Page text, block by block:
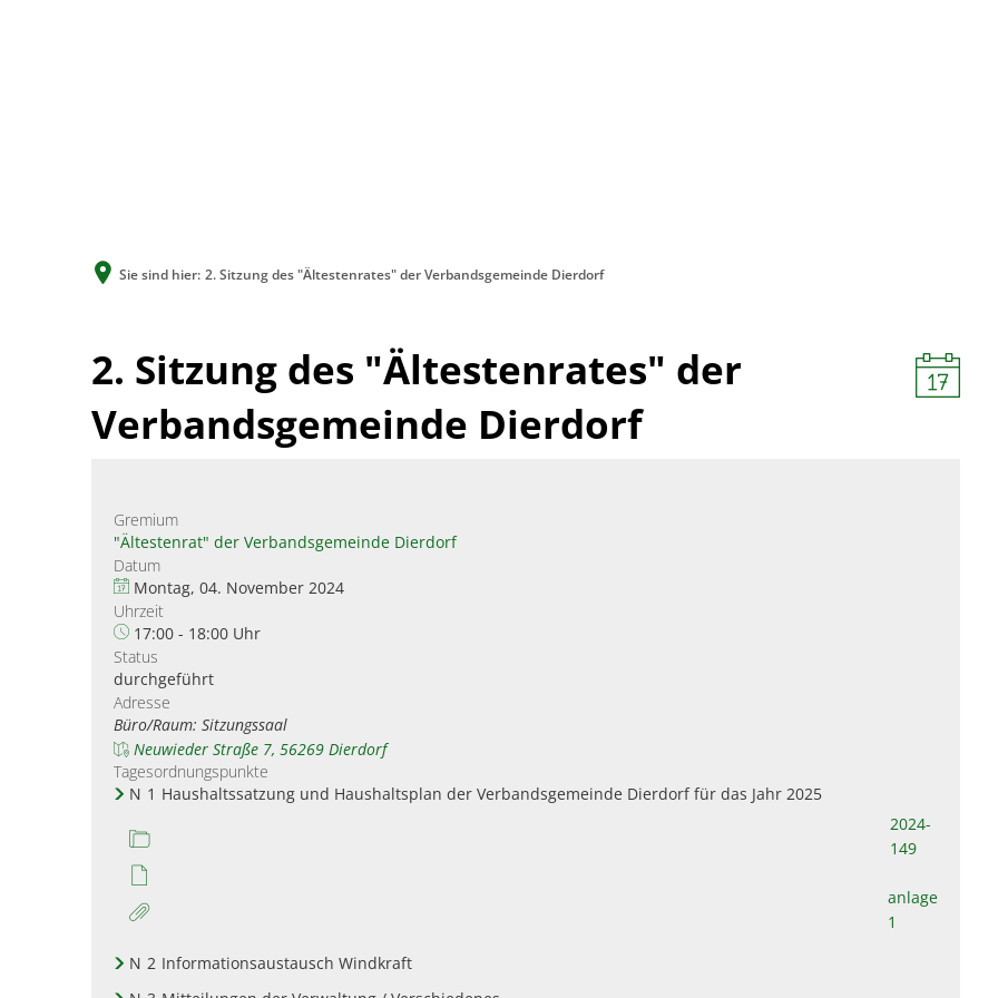
Sie sind hier: 2. Sitzung des "Ältestenrates" der Verbandsgemeinde Dierdorf
2. Sitzung des "Ältestenrates" der
Verbandsgemeinde Dierdorf
Gremium
"Ältestenrat" der Verbandsgemeinde Dierdorf
Datum
Montag, 04. November 2024
Uhrzeit
17:00 - 18:00 Uhr
Status
durchgeführt
Adresse
Büro/Raum: Sitzungssaal
Neuwieder Straße 7, 56269 Dierdorf
Tagesordnungspunkte
N 1 Haushaltssatzung und Haushaltsplan der Verbandsgemeinde Dierdorf für das Jahr 2025
2024-
149
anlage
1
N 2 Informationsaustausch Windkraft